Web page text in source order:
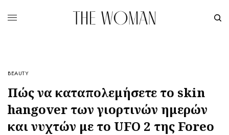
BEAUTY
Πώς να καταπολεμήσετε το skin
hangover των γιορτινών ημερών
και νυχτών με το UFO 2 της Foreo